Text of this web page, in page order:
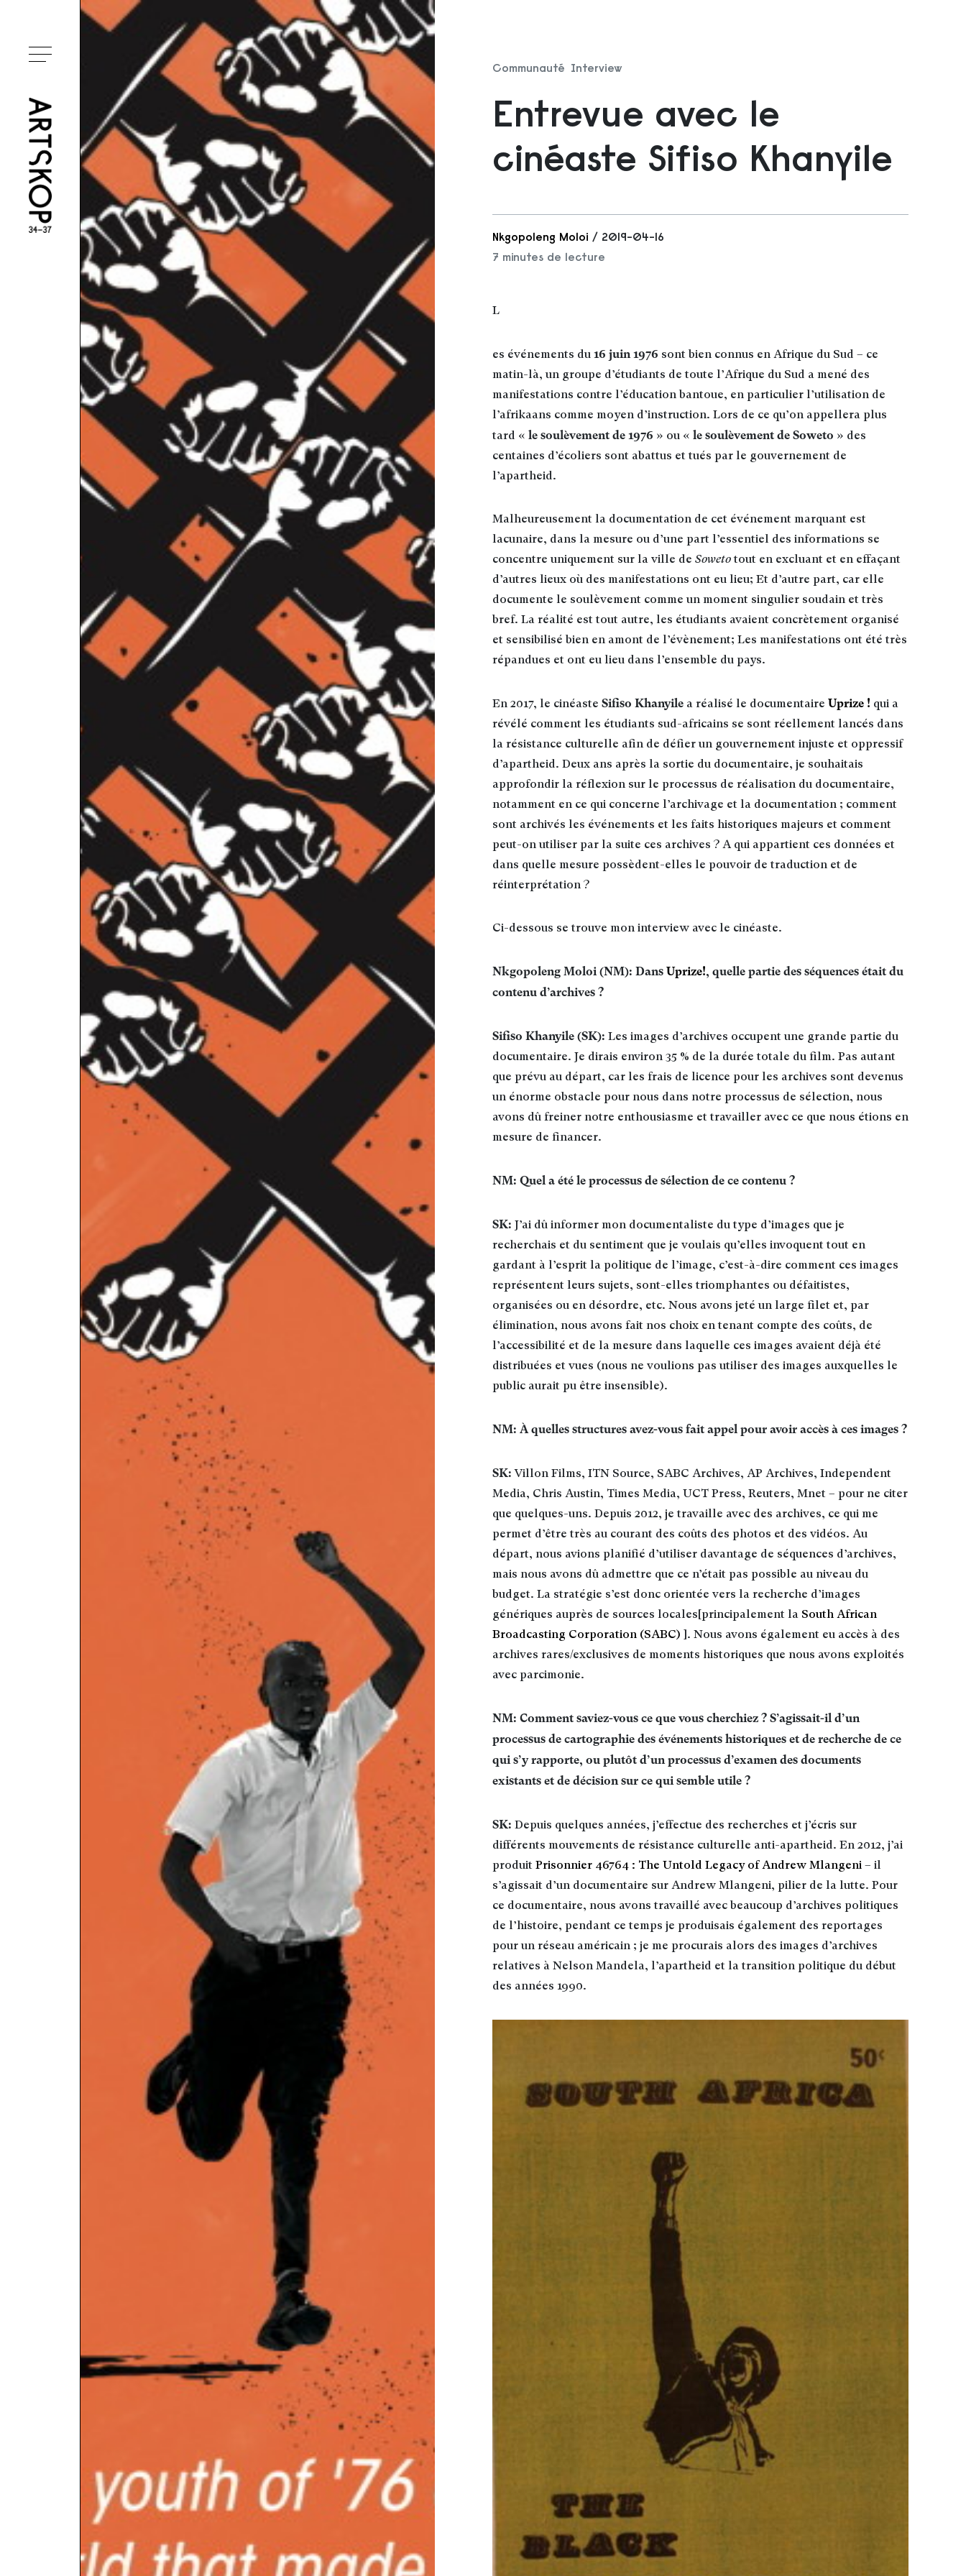
Ouvrir le menu
Communauté Interview
Entrevue avec le
cinéaste Sifiso Khanyile
Nkgopoleng Moloi / 2019-04-16
7 minutes de lecture
L
es événements du 16 juin 1976 sont bien connus en Afrique du Sud – ce
matin-là, un groupe d’étudiants de toute l’Afrique du Sud a mené des
manifestations contre l’éducation bantoue, en particulier l’utilisation de
l’afrikaans comme moyen d’instruction. Lors de ce qu’on appellera plus
tard « le soulèvement de 1976 » ou « le soulèvement de Soweto » des
centaines d’écoliers sont abattus et tués par le gouvernement de
l’apartheid.
Malheureusement la documentation de cet événement marquant est
lacunaire, dans la mesure ou d’une part l’essentiel des informations se
concentre uniquement sur la ville de Sowetotout en excluant et en effaçant
d’autres lieux où des manifestations ont eu lieu; Et d’autre part, car elle
documente le soulèvement comme un moment singulier soudain et très
bref. La réalité est tout autre, les étudiants avaient concrètement organisé
et sensibilisé bien en amont de l’évènement; Les manifestations ont été très
répandues et ont eu lieu dans l’ensemble du pays.
En 2017, le cinéaste Sifiso Khanyilea réalisé le documentaire Uprize ! qui a
révélé comment les étudiants sud-africains se sont réellement lancés dans
la résistance culturelle afin de défier un gouvernement injuste et oppressif
d’apartheid. Deux ans après la sortie du documentaire, je souhaitais
approfondir la réflexion sur le processus de réalisation du documentaire,
notamment en ce qui concerne l’archivage et la documentation ; comment
sont archivés les événements et les faits historiques majeurs et comment
peut-on utiliser par la suite ces archives ? A qui appartient ces données et
dans quelle mesure possèdent-elles le pouvoir de traduction et de
réinterprétation ?
Ci-dessous se trouve mon interview avec le cinéaste.
Nkgopoleng Moloi (NM): Dans Uprize!, quelle partie des séquences était du
contenu d’archives ?
Sifiso Khanyile (SK): Les images d’archives occupent une grande partie du
documentaire. Je dirais environ 35 % de la durée totale du film. Pas autant
que prévu au départ, car les frais de licence pour les archives sont devenus
un énorme obstacle pour nous dans notre processus de sélection, nous
avons dû freiner notre enthousiasme et travailler avec ce que nous étions en
mesure de financer.
NM: Quel a été le processus de sélection de ce contenu ?
SK: J’ai dû informer mon documentaliste du type d’images que je
recherchais et du sentiment que je voulais qu’elles invoquent tout en
gardant à l’esprit la politique de l’image, c’est-à-dire comment ces images
représentent leurs sujets, sont-elles triomphantes ou défaitistes,
organisées ou en désordre, etc. Nous avons jeté un large filet et, par
élimination, nous avons fait nos choix en tenant compte des coûts, de
l’accessibilité et de la mesure dans laquelle ces images avaient déjà été
distribuées et vues (nous ne voulions pas utiliser des images auxquelles le
public aurait pu être insensible).
NM: À quelles structures avez-vous fait appel pour avoir accès à ces images ?
SK: Villon Films, ITN Source, SABC Archives, AP Archives, Independent
Media, Chris Austin, Times Media, UCT Press, Reuters, Mnet – pour ne citer
que quelques-uns. Depuis 2012, je travaille avec des archives, ce qui me
permet d’être très au courant des coûts des photos et des vidéos. Au
départ, nous avions planifié d’utiliser davantage de séquences d’archives,
mais nous avons dû admettre que ce n’était pas possible au niveau du
budget. La stratégie s’est donc orientée vers la recherche d’images
génériques auprès de sources locales[principalement la South African
Broadcasting Corporation (SABC) ]. Nous avons également eu accès à des
archives rares/exclusives de moments historiques que nous avons exploités
avec parcimonie.
NM: Comment saviez-vous ce que vous cherchiez ? S’agissait-il d’un
processus de cartographie des événements historiques et de recherche de ce
qui s’y rapporte, ou plutôt d’un processus d’examen des documents
existants et de décision sur ce qui semble utile ?
SK: Depuis quelques années, j’effectue des recherches et j’écris sur
différents mouvements de résistance culturelle anti-apartheid. En 2012, j’ai
produit Prisonnier 46764 : The Untold Legacy of Andrew Mlangeni– il
s’agissait d’un documentaire sur Andrew Mlangeni, pilier de la lutte. Pour
ce documentaire, nous avons travaillé avec beaucoup d’archives politiques
de l’histoire, pendant ce temps je produisais également des reportages
pour un réseau américain ; je me procurais alors des images d’archives
relatives à Nelson Mandela, l’apartheid et la transition politique du début
des années 1990.